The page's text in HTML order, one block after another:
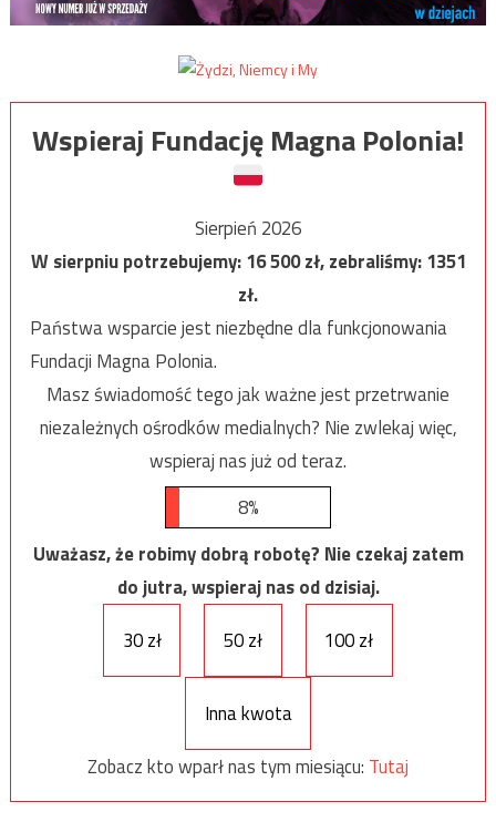
Wspieraj Fundację Magna Polonia!
Sierpień 2026
W sierpniu potrzebujemy:16 500zł, zebraliśmy:1351
zł.
Państwa wsparcie jest niezbędne dla funkcjonowania
Fundacji Magna Polonia.
Masz świadomość tego jak ważne jest przetrwanie
niezależnych ośrodków medialnych? Nie zwlekaj więc,
wspieraj nas już od teraz.
8%
Uważasz, że robimy dobrą robotę? Nie czekaj zatem
do jutra, wspieraj nas od dzisiaj.
30 zł
50 zł 100 zł
Inna kwota
Zobacz kto wparł nas tym miesiącu: Tutaj